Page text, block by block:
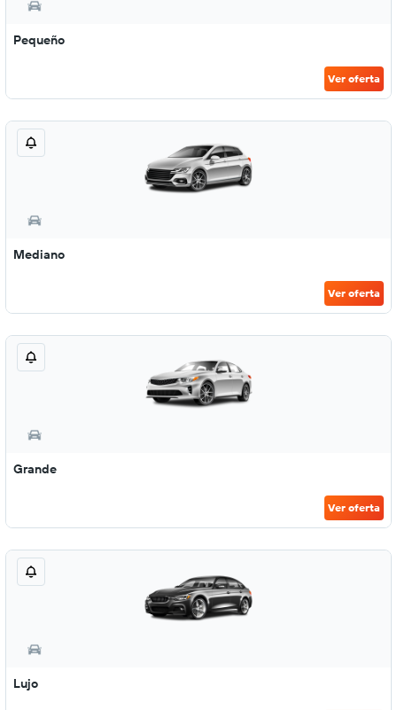
Pequeño
Ver oferta
Mediano
Ver oferta
Grande
Ver oferta
Lujo